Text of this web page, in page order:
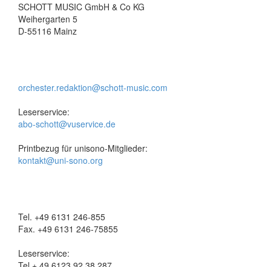
SCHOTT MUSIC GmbH & Co KG
Weihergarten 5
D-55116 Mainz
orchester.redaktion@schott-music.com
Leserservice:
abo-schott@vuservice.de
Printbezug für unisono-Mitglieder:
kontakt@uni-sono.org
Tel. +49 6131 246-855
Fax. +49 6131 246-75855
Leserservice: